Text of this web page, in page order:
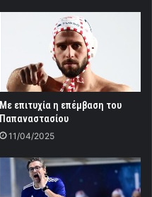
Με επιτυχία η επέμβαση του
Παπαναστασίου
11/04/2025